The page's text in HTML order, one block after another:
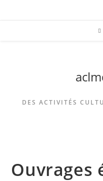
DES ACTIVITÉS
Ouvrages